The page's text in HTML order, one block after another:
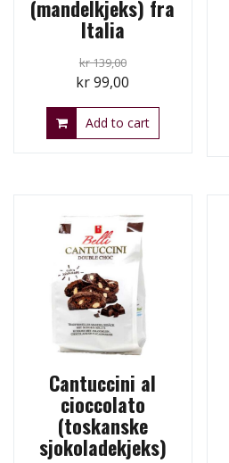
(mandelkjeks) fra
Italia
kr139,00
Original
price
was:
kr99,00
price
is:
Add to cart
Cantuccini al
cioccolato
(toskanske
sjokoladekjeks)